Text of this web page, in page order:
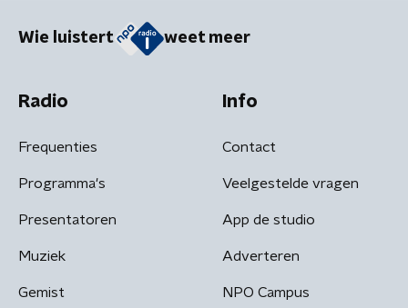
Wie luistert weet meer
Radio
Frequenties
Programma's
Presentatoren
Muziek
Gemist
Info
Contact
Veelgestelde vragen
App de studio
Adverteren
NPO Campus